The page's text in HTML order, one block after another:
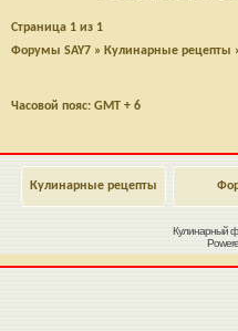
Страница 1 из 1
Форумы SAY7 » Кулинарные рецепты
Часовой пояс: GMT + 6
Кулинарные рецепты
Кулинарный